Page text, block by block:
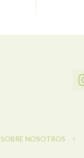
SOBRE NOSOTROS